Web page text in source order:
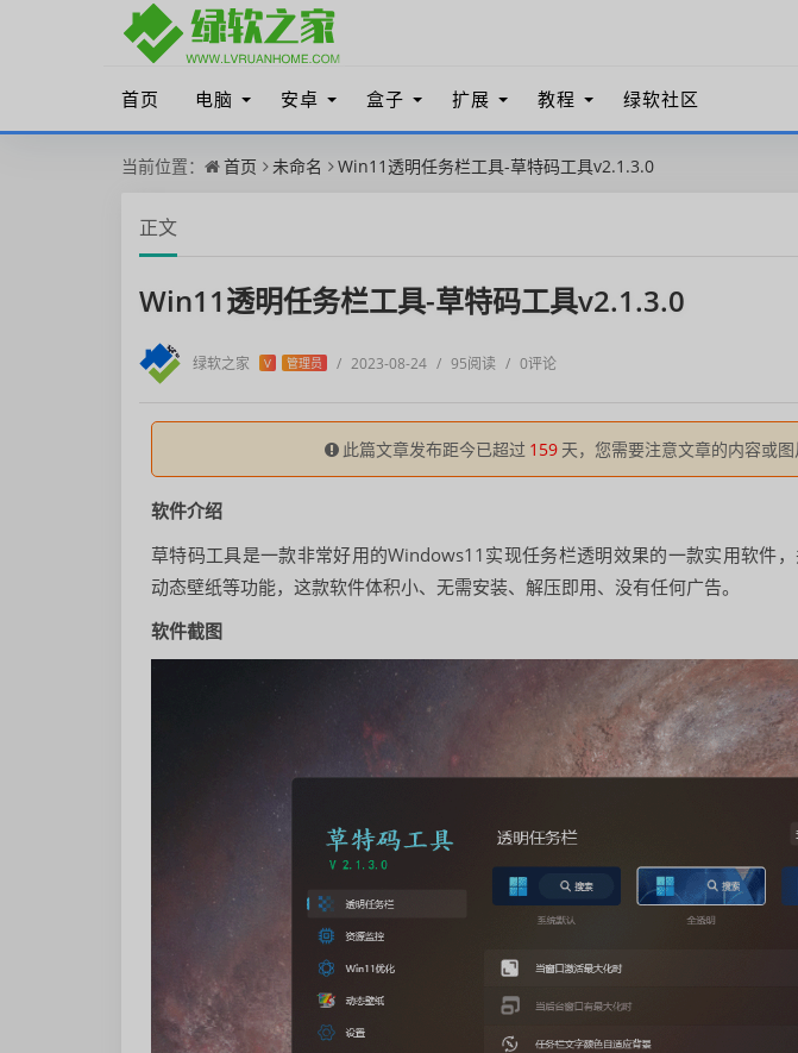
首页 电脑 安卓 盒子 扩展 教程 绿软社区
当前位置： 首页 未命名 Win11透明任务栏工具-草特码工具v2.1.3.0
正文
Win11透明任务栏工具-草特码工具v2.1.3.0
绿软之家 V 管理员 / 2023-08-24 / 95阅读 / 0评论
此篇文章发布距今已超过 159 天，您需要注意文章的内容或图
软件介绍
草特码工具是一款非常好用的Windows11实现任务栏透明效果的一款实用软件，
动态壁纸等功能，这款软件体积小、无需安装、解压即用、没有任何广告。
软件截图